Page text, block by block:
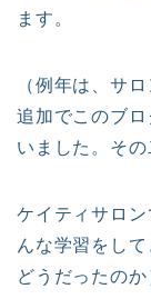
ます。
（例年は、サ
追加でこのブ
いました。その
ケイティサロ
んな学習をし
どうだったのか